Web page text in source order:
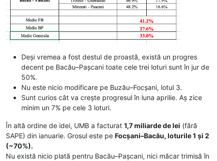
Deși vremea a fost destul de proastă, există un progres
decent pe Bacău–Pașcani toate cele trei loturi sunt în jur de
50%.
Nu este nicio modificare pe Buzău–Focșani, lotul 3.
Sunt curios cât va crește progresul în luna aprilie. Aș zice
minim un 7% pe cele 3 loturi.
În altă ordine de idei, UMB a facturat 1,7 miliarde de lei (fără
SAPE) din ianuarie. Grosul este pe Focșani–Bacău, loturile 1 și 2
(~70%).
Nu există nicio plată pentru Bacău–Pașcani, nici măcar trimisă în